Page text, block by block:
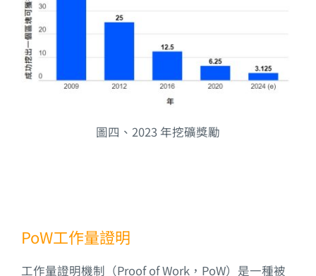
圖四、2023 年挖礦獎勵
PoW工作量證明
工作量證明機制（Proof of Work，PoW）是一種被